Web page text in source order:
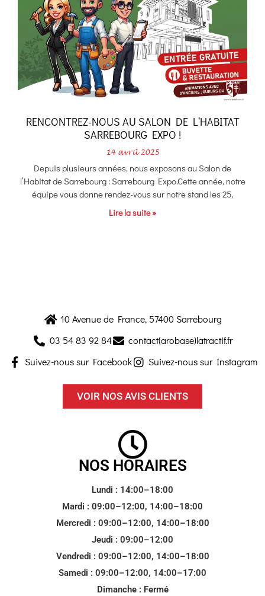
RENCONTREZ-NOUS AU SALON DE L’HABITAT
SARREBOURG EXPO !
14 avril 2025
Depuis plusieurs années, nous exposons au Salon de
l’Habitat de Sarrebourg : Sarrebourg Expo.Cette année, notre
équipe vous donne rendez-vous sur notre stand les 25,
Lire la suite »
10 Avenue de France, 57400 Sarrebourg
03 54 83 92 84
contact(arobase)latractif.fr
Suivez-nous sur Facebook
Suivez-nous sur Instagram
VOIR NOS AVIS CLIENTS
NOS HORAIRES
Lundi : 14:00–18:00
Mardi : 09:00–12:00, 14:00–18:00
Mercredi : 09:00–12:00, 14:00–18:00
Jeudi : 09:00–12:00
Vendredi : 09:00–12:00, 14:00–18:00
Samedi : 09:00–12:00, 14:00–17:00
Dimanche : Fermé